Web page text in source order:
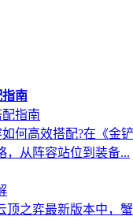
指南
何高效搭配?在《
，从阵容站位到装备...
顶之弈最新版本中，